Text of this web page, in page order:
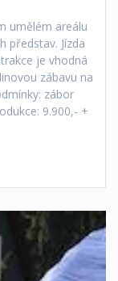
umělém areálu
představ. Jízda
je vhodná
zábavu na
zábor
9.900,- +